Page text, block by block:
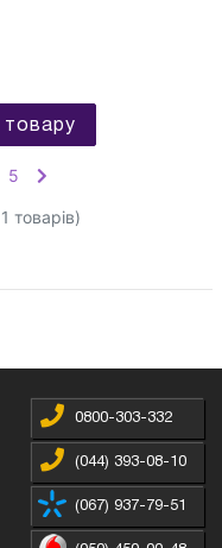
товару
5
товарів)
0800-303-332
(044) 393-08-10
(067) 937-79-51